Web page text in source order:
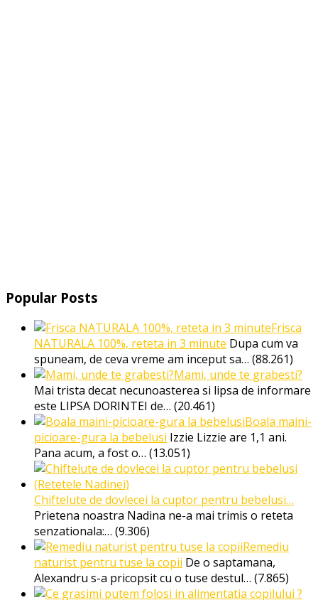
Popular Posts
Frisca
NATURALA 100%, reteta in 3 minute Dupa cum va
spuneam, de ceva vreme am inceput sa… (88.261)
Mami, unde te grabesti?
Mai trista decat necunoasterea si lipsa de informare
este LIPSA DORINTEI de… (20.461)
Boala maini-
picioare-gura la bebelusi Izzie Lizzie are 1,1 ani.
Pana acum, a fost o… (13.051)
Chiftelute de dovlecei la cuptor pentru bebelusi…
Prietena noastra Nadina ne-a mai trimis o reteta
senzationala:… (9.306)
Remediu
naturist pentru tuse la copii De o saptamana,
Alexandru s-a pricopsit cu o tuse destul… (7.865)